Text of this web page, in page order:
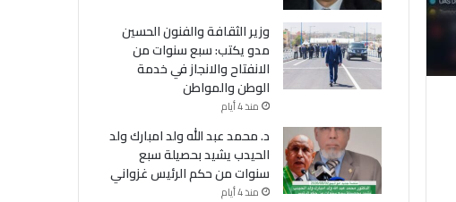
وزير الثقافة والفنون الحسين
مدو يكتب: سبع سنوات من
الانفتاح والانجاز في خدمة
الوطن والمواطن
منذ 4 أيام
د. محمد عبد الله ولد امبارك ولد
الحيدب يشيد بحصيلة سبع
سنوات من حكم الرئيس غزواني
منذ 4 أيام